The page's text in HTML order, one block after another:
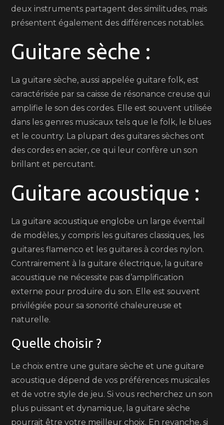
deux instruments partagent des similitudes, mais
présentent également des différences notables.
Guitare sèche :
La guitare sèche, aussi appelée guitare folk, est
caractérisée par sa caisse de résonance creuse qui
amplifie le son des cordes. Elle est souvent utilisée
dans les genres musicaux tels que le folk, le blues
et le country. La plupart des guitares sèches ont
des cordes en acier, ce qui leur confère un son
brillant et percutant.
Guitare acoustique :
La guitare acoustique englobe un large éventail
de modèles, y compris les guitares classiques, les
guitares flamenco et les guitares à cordes nylon.
Contrairement à la guitare électrique, la guitare
acoustique ne nécessite pas d’amplification
externe pour produire du son. Elle est souvent
privilégiée pour sa sonorité chaleureuse et
naturelle.
Quelle choisir ?
Le choix entre une guitare sèche et une guitare
acoustique dépend de vos préférences musicales
et de votre style de jeu. Si vous recherchez un son
plus puissant et dynamique, la guitare sèche
pourrait être votre meilleur choix. En revanche, si